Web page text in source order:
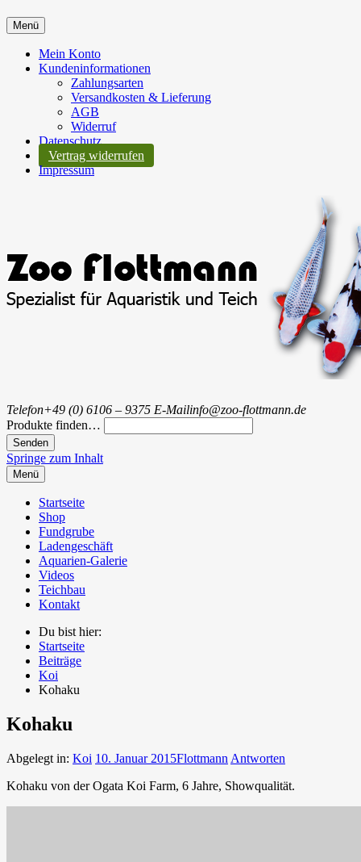
Menü
Mein Konto
Kundeninformationen
Zahlungsarten
Versandkosten & Lieferung
AGB
Widerruf
Datenschutz
Vertrag widerrufen
Impressum
Telefon+49 (0) 6106 – 9375 E-Mailinfo@zoo-flottmann.de
Produkte finden…
Springe zum Inhalt
Menü
Startseite
Shop
Fundgrube
Ladengeschäft
Aquarien-Galerie
Videos
Teichbau
Kontakt
Du bist hier:
Startseite
Beiträge
Koi
Kohaku
Kohaku
Abgelegt in: Koi 10. Januar 2015Flottmann Antworten
Kohaku von der Ogata Koi Farm, 6 Jahre, Showqualität.